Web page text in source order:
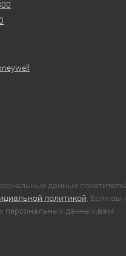
данные
политикой . Если вы
персональных данных,вам